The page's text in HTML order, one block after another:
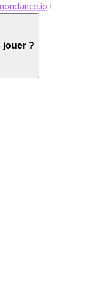
!
jouer ?